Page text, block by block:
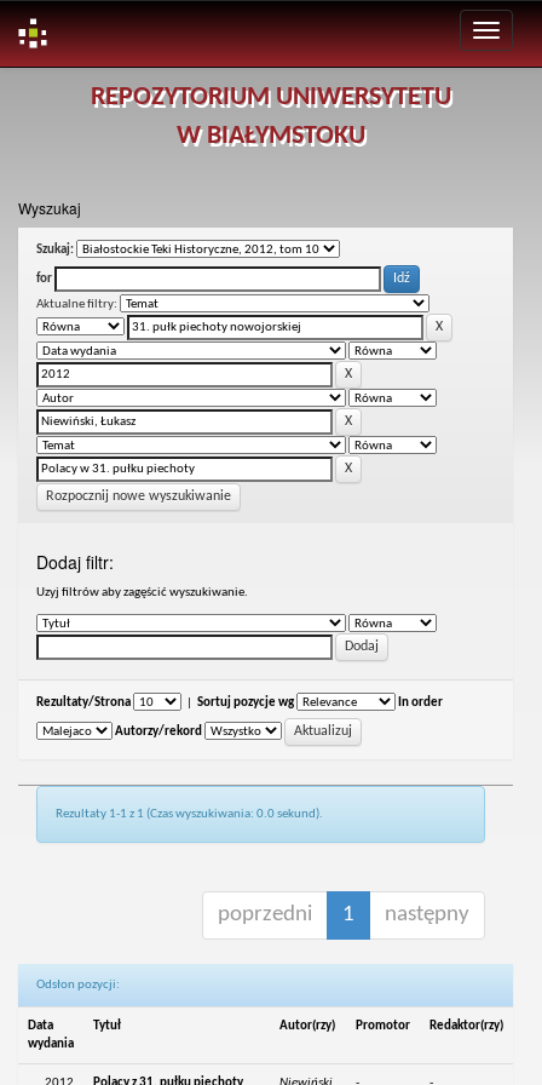
REPOZYTORIUM UNIWERSYTETU
W BIAŁYMSTOKU
Wyszukaj
Szukaj:
for
Aktualne filtry:
Rozpocznij nowe wyszukiwanie
Dodaj filtr:
Uzyj filtrów aby zagęścić wyszukiwanie.
Rezultaty/Strona Sortuj pozycje wg In order
Autorzy/rekord
Rezultaty 1-1 z 1 (Czas wyszukiwania: 0.0 sekund).
poprzedni 1 następny
Odsłon pozycji:
Data
wydania
Tytuł Autor(rzy) Promotor Redaktor(rzy)